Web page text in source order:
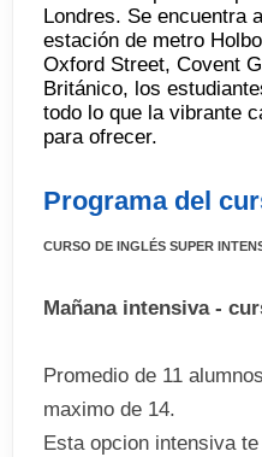
Londres. Se encuentra
estación de metro
Oxford Street, Covent
Británico, los
todo lo que la vibrante
para ofrecer.
Programa del
CURSO DE INGLÉS SUPER
Mañana intensiva -
Promedio de 11
maximo de 14.
Esta opcion intensiva